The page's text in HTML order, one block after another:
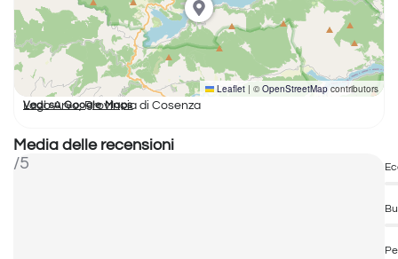
Leaflet | © OpenStreetMap contributors
Lago Arvo, Provincia di Cosenza
Vedi su Google Maps
Media delle recensioni
/5